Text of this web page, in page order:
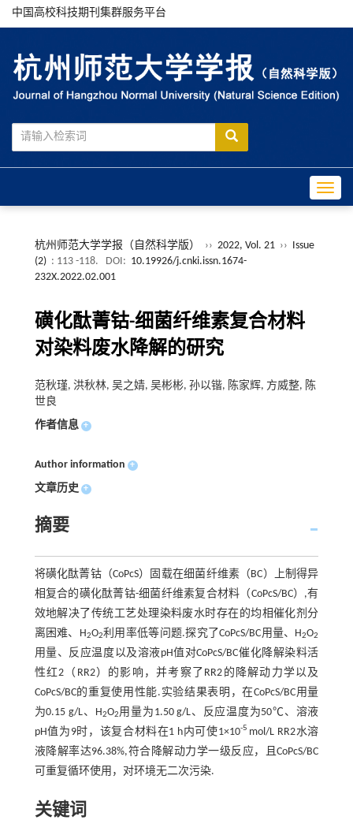
中国高校科技期刊集群服务平台
杭州师范大学学报（自然科学版） ›› 2022, Vol. 21 ›› Issue
(2) : 113 -118. DOI: 10.19926/j.cnki.issn.1674-
232X.2022.02.001
磺化酞菁钴-细菌纤维素复合材料
对染料废水降解的研究
范秋瑾, 洪秋林, 吴之婧, 吴彬彬, 孙以锴, 陈家辉, 方威整, 陈
世良
作者信息 +
Author information +
文章历史 +
摘要
将磺化酞菁钴（CoPcS）固载在细菌纤维素（BC）上制得异
相复合的磺化酞菁钴-细菌纤维素复合材料（CoPcS/BC）,有
效地解决了传统工艺处理染料废水时存在的均相催化剂分
离困难、H2O2利用率低等问题.探究了CoPcS/BC用量、H2O2
用量、反应温度以及溶液pH值对CoPcS/BC催化降解染料活
性红2（RR2）的影响，并考察了RR2的降解动力学以及
CoPcS/BC的重复使用性能.实验结果表明，在CoPcS/BC用量
为0.15 g/L、H2O2用量为1.50 g/L、反应温度为50℃、溶液
pH值为9时，该复合材料在1 h内可使1×10-5 mol/L RR2水溶
液降解率达96.38%,符合降解动力学一级反应，且CoPcS/BC
可重复循环使用，对环境无二次污染.
关键词